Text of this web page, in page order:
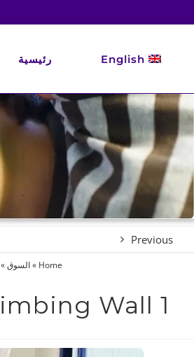
to
English رئيسية
Previous
Home
»السوق»
1 Panel Mountain Climbing Wall